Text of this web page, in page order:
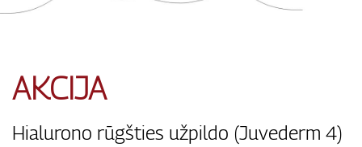
AKCIJA
Hialurono rūgšties užpildo (Juvederm 4)